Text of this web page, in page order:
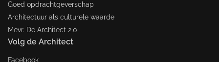
Goed opdrachtgeverschap
Architectuur als culturele waarde
Mevr. De Architect 2.0
Volg de Architect
Facebook